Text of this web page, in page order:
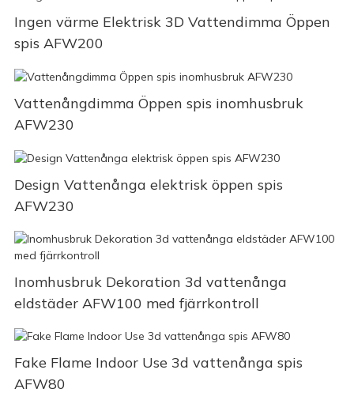
Ingen värme Elektrisk 3D Vattendimma Öppen
spis AFW200
Vattenångdimma Öppen spis inomhusbruk
AFW230
Design Vattenånga elektrisk öppen spis
AFW230
Inomhusbruk Dekoration 3d vattenånga
eldstäder AFW100 med fjärrkontroll
Fake Flame Indoor Use 3d vattenånga spis
AFW80